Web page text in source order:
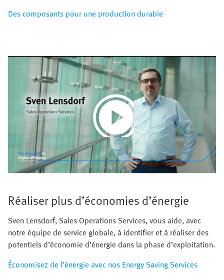
Des composants pour une production durable
Play
Video
Réaliser plus d’économies d’énergie
Sven Lensdorf, Sales Operations Services, vous aide, avec
notre équipe de service globale, à identifier et à réaliser des
potentiels d’économie d’énergie dans la phase d’exploitation.
Économisez de l’énergie avec nos Energy Saving Services